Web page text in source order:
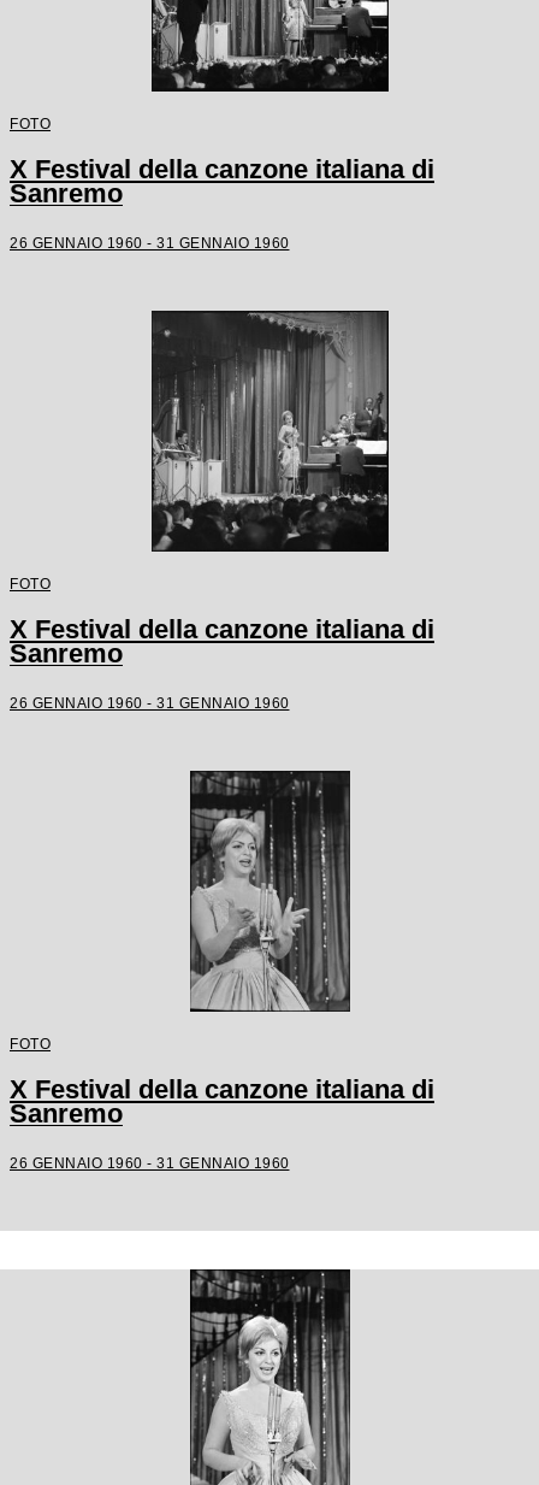
FOTO
X Festival della canzone italiana di
Sanremo
26 GENNAIO 1960 - 31 GENNAIO 1960
FOTO
X Festival della canzone italiana di
Sanremo
26 GENNAIO 1960 - 31 GENNAIO 1960
FOTO
X Festival della canzone italiana di
Sanremo
26 GENNAIO 1960 - 31 GENNAIO 1960